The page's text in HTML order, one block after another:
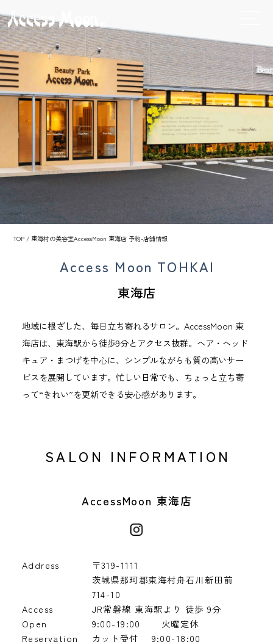
TOP / 東海村の美容室AccessMoon 東海店 予約-店舗情報
Access Moon TOHKAI
東海店
地域に根ざした、毎日立ち寄れるサロン。AccessMoon 東
海店は、東海駅から徒歩9分とアクセス抜群。ヘア・ヘッド
キュア・まつげを中心に、シンプルながらも質の高いサー
ビスを展開しています。忙しい日常でも、ちょっと立ち寄
って“きれい”を更新できる安心感があります。
SALON INFORMATION
AccessMoon 東海店
Address
〒319-1111
茨城県那珂郡東海村舟石川新田前
714-10
Access
JR常磐線 東海駅より 徒歩 9分
Open
9:00-19:00
火曜定休
Reservation
カット受付 9:00-18:00